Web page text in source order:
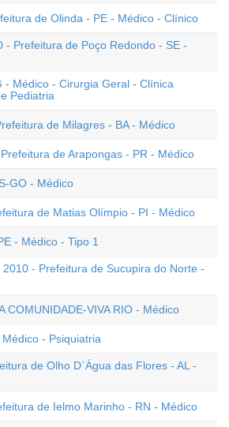
de Olinda - PE - Médico - Clínico
- Prefeitura de Poço Redondo - SE -
- Médico - Cirurgia Geral - Clínica
Pediatria
de Milagres - BA - Médico
de Arapongas - PR - Médico
GO - Médico
de Matias Olímpio - PI - Médico
- Médico - Tipo 1
- Prefeitura de Sucupira do Norte -
COMUNIDADE-VIVA RIO - Médico
- Psiquiatria
de Olho D`Água das Flores - AL -
de Ielmo Marinho - RN - Médico